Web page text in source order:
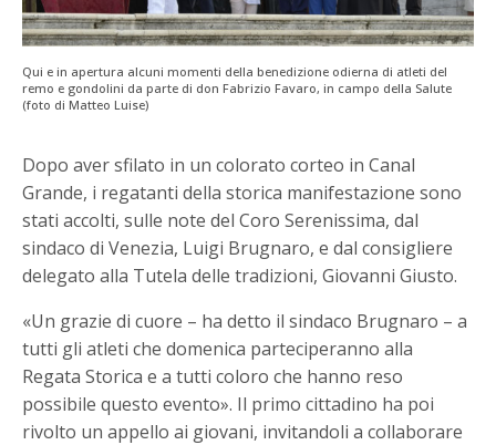
Qui e in apertura alcuni momenti della benedizione odierna di atleti del
remo e gondolini da parte di don Fabrizio Favaro, in campo della Salute
(foto di Matteo Luise)
Dopo aver sfilato in un colorato corteo in Canal
Grande, i regatanti della storica manifestazione sono
stati accolti, sulle note del Coro Serenissima, dal
sindaco di Venezia, Luigi Brugnaro, e dal consigliere
delegato alla Tutela delle tradizioni, Giovanni Giusto.
«Un grazie di cuore – ha detto il sindaco Brugnaro – a
tutti gli atleti che domenica parteciperanno alla
Regata Storica e a tutti coloro che hanno reso
possibile questo evento». Il primo cittadino ha poi
rivolto un appello ai giovani, invitandoli a collaborare